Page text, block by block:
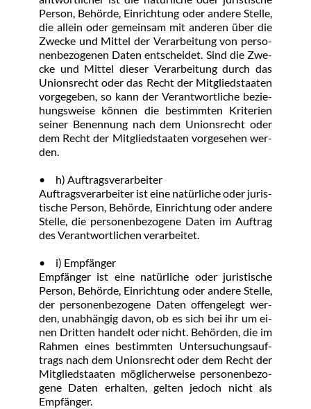
Per­son, Be­hör­de, Ein­rich­tung oder an­de­re Stel­le,
die al­lein oder ge­mein­sam mit an­de­ren über die
Zwe­cke und Mit­tel der Ver­ar­bei­tung von per­so­
nen­be­zo­ge­nen Da­ten ent­schei­det. Sind die Zwe­
cke und Mit­tel die­ser Ver­ar­bei­tung durch das
Uni­ons­recht oder das Recht der Mit­glied­staa­ten
vor­ge­ge­ben, so kann der Ver­ant­wort­li­che be­zie­
hungs­wei­se kön­nen die be­stimm­ten Kri­te­ri­en
sei­ner Be­nen­nung nach dem Uni­ons­recht oder
dem Recht der Mit­glied­staa­ten vor­ge­se­hen wer­
den.
•	h) Auf­trags­ver­ar­bei­ter
Auf­trags­ver­ar­bei­ter ist ei­ne na­tür­li­che oder ju­ris­
ti­sche Per­son, Be­hör­de, Ein­rich­tung oder an­de­re
Stel­le, die per­so­nen­be­zo­ge­ne Da­ten im Auf­trag
des Ver­ant­wort­li­chen ver­ar­bei­tet.
•	i) Emp­fän­ger
Emp­fän­ger ist ei­ne na­tür­li­che oder ju­ris­ti­sche
Per­son, Be­hör­de, Ein­rich­tung oder an­de­re Stel­le,
der per­so­nen­be­zo­ge­ne Da­ten of­fen­ge­legt wer­
den, un­ab­hän­gig da­von, ob es sich bei ihr um ei­
nen Drit­ten han­delt oder nicht. Be­hör­den, die im
Rah­men ei­nes be­stimm­ten Un­ter­su­chungs­auf­
trags nach dem Uni­ons­recht oder dem Recht der
Mit­glied­staa­ten mög­li­cher­wei­se per­so­nen­be­zo­
ge­ne Da­ten er­hal­ten, gel­ten je­doch nicht als
Emp­fän­ger.